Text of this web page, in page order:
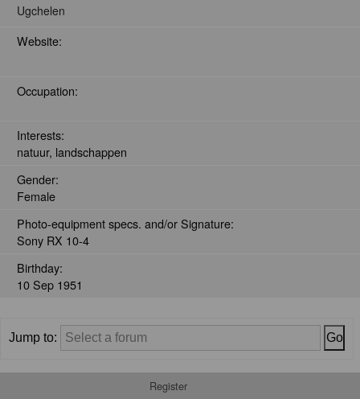
Ugchelen
Website:
Occupation:
Interests:
natuur, landschappen
Gender:
Female
Photo-equipment specs. and/or Signature:
Sony RX 10-4
Birthday:
10 Sep 1951
Jump to:
Register